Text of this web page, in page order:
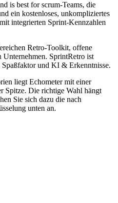
is best for scrum-Teams, die
ein kostenloses, unkompliziertes
integrierten Sprint-Kennzahlen
Retro-Toolkit, offene
SprintRetro ist
und KI & Erkenntnisse.
liegt Echometer mit einer
Spitze. Die richtige Wahl hängt
Sie sich dazu die nach
unten an.